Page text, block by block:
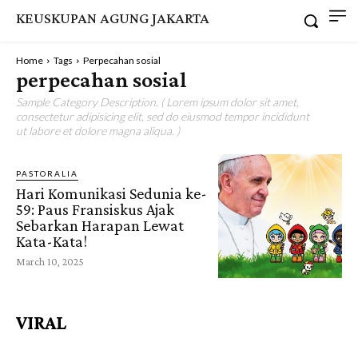
KEUSKUPAN AGUNG JAKARTA
Home Tags Perpecahan sosial
perpecahan sosial
Sample Category Description. ( Lorem ipsum dolor sit amet,
consectetur adipisicing elit, sed do eiusmod tempor incididunt
ut labore et dolore magna aliqua. )
PASTORALIA
Hari Komunikasi Sedunia ke-
59: Paus Fransiskus Ajak
Sebarkan Harapan Lewat
Kata-Kata!
March 10, 2025
VIRAL